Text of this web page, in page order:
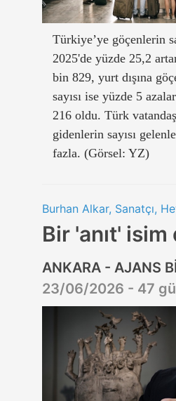
Türkiye’ye göçenlerin
2025'de yüzde 25,2
bin 829, yurt dışına
sayısı ise yüzde 5
216 oldu. Türk
gidenlerin sayısı
fazla. (Görsel: YZ)
Burhan Alkar, Sanatçı,
Bir 'anıt'
ANKARA - AJANS
23/06/2026 - 47